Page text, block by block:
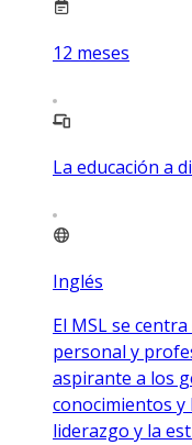
12 meses
La educación a
Inglés
El MSL se
personal y
aspirante a los
conocimientos y
liderazgo y la